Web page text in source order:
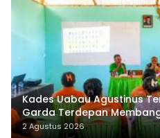
Kades Uabau Agustinus
Garda Terdepan
Masyarakat Desa
2 Agustus 2026